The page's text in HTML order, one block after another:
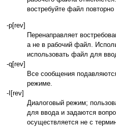
востребуйте файл повторно
-p[rev]
Перенаправляет
а не в рабочий файл.
использовать файл для
-q[rev]
Все сообщения
режиме.
-I[rev]
Диалоговый режим;
для ввода и задаются
осуществляется не с